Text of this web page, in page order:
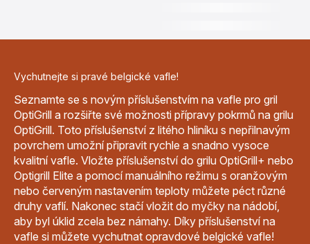
Vychutnejte si pravé belgické vafle!
Seznamte se s novým příslušenstvím na vafle pro gril
OptiGrill a rozšiřte své možnosti přípravy pokrmů na grilu
OptiGrill. Toto příslušenství z litého hliníku s nepřilnavým
povrchem umožní připravit rychle a snadno vysoce
kvalitní vafle. Vložte příslušenství do grilu OptiGrill+ nebo
Optigrill Elite a pomocí manuálního režimu s oranžovým
nebo červeným nastavením teploty můžete péct různé
druhy vaflí. Nakonec stačí vložit do myčky na nádobí,
aby byl úklid zcela bez námahy. Díky příslušenství na
vafle si můžete vychutnat opravdové belgické vafle!